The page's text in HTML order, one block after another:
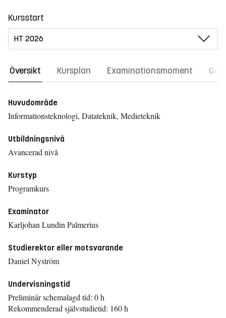
Kursstart
Översikt Kursplan Examinationsmoment
Huvudområde
Informationsteknologi, Datateknik, Medieteknik
Utbildningsnivå
Avancerad nivå
Kurstyp
Programkurs
Examinator
Karljohan Lundin Palmerius
Studierektor eller motsvarande
Daniel Nyström
Undervisningstid
Preliminär schemalagd tid: 0 h
Rekommenderad självstudietid: 160 h